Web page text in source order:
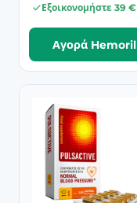
Εξοικονομήστε 39 €
Αγορά Hemoril